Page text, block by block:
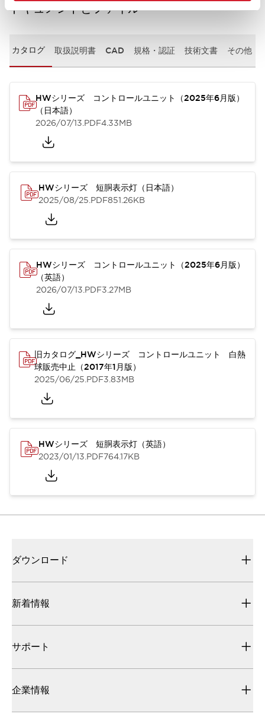
ドキュメントとファイル
カタログ 取扱説明書 CAD 規格・認証 技術文書 その他
HWシリーズ コントロールユニット（2025年6月版）
（日本語）
2026/07/13.PDF4.33MB
HWシリーズ 短胴表示灯（日本語）
2025/08/25.PDF851.26KB
HWシリーズ コントロールユニット（2025年6月版）
（英語）
2026/07/13.PDF3.27MB
旧カタログ_HWシリーズ コントロールユニット 白熱
球販売中止（2017年1月版）
2025/06/25.PDF3.83MB
HWシリーズ 短胴表示灯（英語）
2023/01/13.PDF764.17KB
ダウンロード
新着情報
サポート
企業情報